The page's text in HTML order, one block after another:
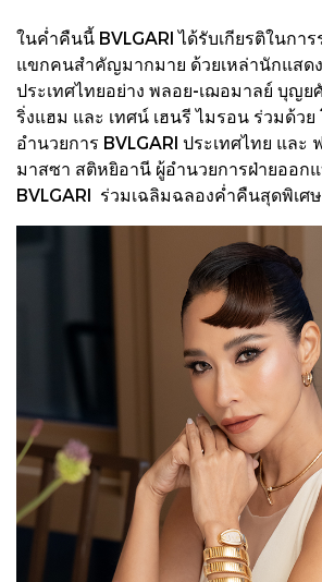
ในค่ำคืนนี้ BVLGARI ได้รับเกียรติในกา
แขกคนสำคัญมากมาย ด้วยเหล่านักแสด
ประเทศไทยอย่าง พลอย-เฌอมาลย์ บุญย
ริ่งแฮม และ เทศน์ เฮนรี ไมรอน ร่วมด้วย
อำนวยการ BVLGARI ประเทศไทย และ
มาสซา สติหยิอานี ผู้อำนวยการฝ่ายออก
BVLGARI ร่วมเฉลิมฉลองค่ำคืนสุดพิเศ